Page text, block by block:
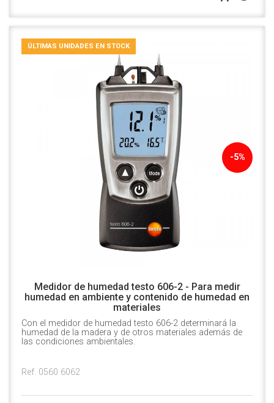
-5%
ÚLTIMAS UNIDADES EN STOCK
Medidor de humedad testo 606-2 - Para medir
humedad en ambiente y contenido de humedad en
materiales
Con el medidor de humedad testo 606-2 determinará la
humedad de la madera y de otros materiales además de
las condiciones ambientales.
Ref. 0560 6062